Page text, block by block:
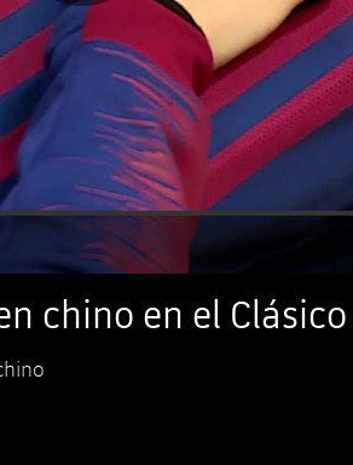
chino en el Clásico